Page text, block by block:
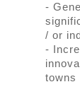
-
/ or
-
towns